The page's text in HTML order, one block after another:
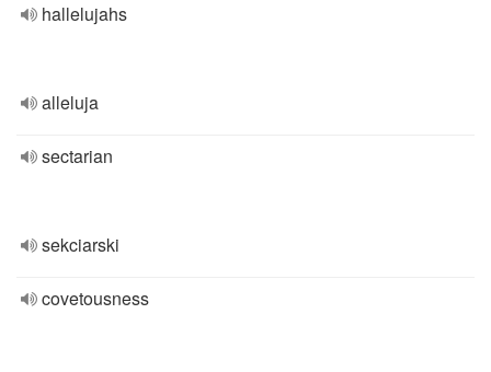
hallelujahs
alleluja
sectarian
sekciarski
covetousness